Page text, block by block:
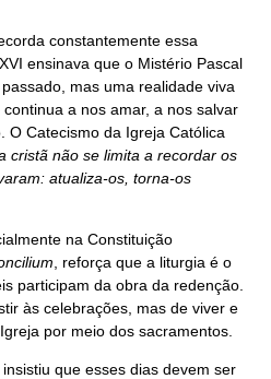
constantemente essa
ensinava que o Mistério Pascal
mas uma realidade viva
a nos amar, a nos salvar
O Catecismo da Igreja Católica
cristã não se limita a recordar os
atualiza-os, torna-os
na Constituição
, reforça que a liturgia é o
participam da obra da redenção.
às celebrações, mas de viver e
por meio dos sacramentos.
que esses dias devem ser